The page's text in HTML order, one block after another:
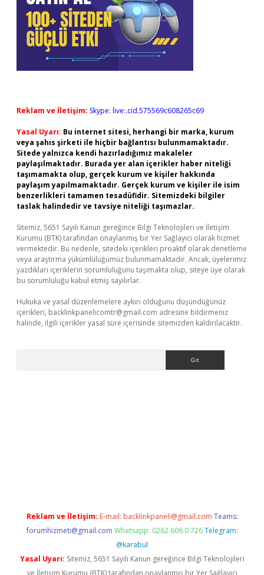
Reklam ve İletişim: Skype: live:.cid.575569c608265c69
Yasal Uyarı: Bu internet sitesi, herhangi bir marka, kurum
veya şahıs şirketi ile hiçbir bağlantısı bulunmamaktadır.
Sitede yalnızca kendi hazırladığımız makaleler
paylaşılmaktadır. Burada yer alan içerikler haber niteliği
taşımamakta olup, gerçek kurum ve kişiler hakkında
paylaşım yapılmamaktadır. Gerçek kurum ve kişiler ile isim
benzerlikleri tamamen tesadüfidir. Sitemizdeki bilgiler
taslak halindedir ve tavsiye niteliği taşımazlar.
Sitemiz, 5651 Sayılı Kanun gereğince Bilgi Teknolojileri ve İletişim
Kurumu (BTK) tarafından onaylanmış bir Yer Sağlayıcı olarak hizmet
vermektedir. Bu nedenle, sitedeki içerikleri proaktif olarak denetleme
veya araştırma yükümlülüğümüz bulunmamaktadır. Ancak, üyelerimiz
yazdıkları içeriklerin sorumluluğunu taşımakta olup, siteye üye olarak
bu sorumluluğu kabul etmiş sayılırlar.
Hukuka ve yasal düzenlemelere aykırı olduğunu düşündüğünüz
içerikleri, backlinkpanelicomtr@gmail.com adresine bildirmeniz
halinde, ilgili içerikler yasal süre içerisinde sitemizden kaldırılacaktır.
Reklam ve İletişim: E-mail: backlinkpaneli@gmail.com Teams:
forumhizmeti@gmail.com Whatsapp: 0262 606 0 726 Telegram:
@karabul
Yasal Uyarı: Sitemiz, 5651 Sayılı Kanun gereğince Bilgi Teknolojileri
ve İletişim Kurumu (BTK) tarafından onaylanmış bir Yer Sağlayıcı